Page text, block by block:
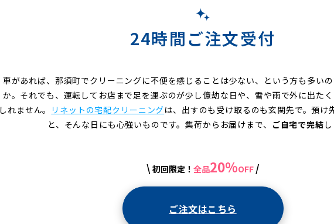
24時間ご注文受付
車があれば、那須町でクリーニングに不便を感じることは少ない、という方も多い
か。それでも、運転してお店まで足を運ぶのが少し億劫な日や、雪や雨で外に出た
しれません。
リネットの宅配クリーニングは、出すのも受け取るのも玄関先で。預け
と、そんな日にも心強いものです。集荷からお届けまで、 ご自宅で完結
\ 初回限定！ 全品20%OFF /
ご注文はこちら